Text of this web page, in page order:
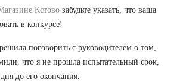
Кстово забудьте указать, что ваша
в конкурсе!
поговорить с руководителем о том,
что я не прошла испытательный срок,
до его окончания.